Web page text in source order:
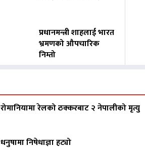
प्रधानमन्त्री शाहलाई भारत
भ्रमणको औपचारिक
निम्तो
रोमानियामा रेलको ठक्करबाट २ नेपालीको मृत्यु
धनुषामा निषेधाज्ञा हट्यो